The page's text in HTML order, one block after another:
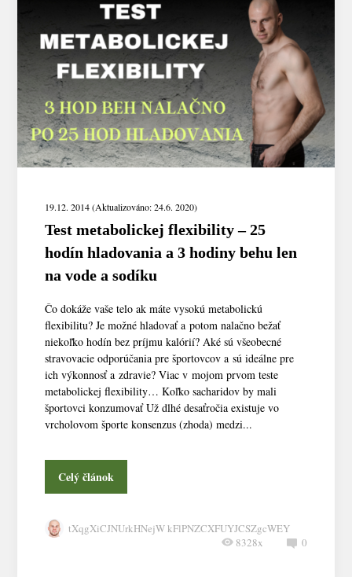
19.12. 2014 (Aktualizováno: 24.6. 2020)
Test metabolickej flexibility – 25
hodín hladovania a 3 hodiny behu len
na vode a sodíku
Čo dokáže vaše telo ak máte vysokú metabolickú
flexibilitu? Je možné hladovať a potom nalačno bežať
niekoľko hodín bez príjmu kalórií? Aké sú všeobecné
stravovacie odporúčania pre športovcov a sú ideálne pre
ich výkonnosť a zdravie? Viac v mojom prvom teste
metabolickej flexibility… Koľko sacharidov by mali
športovci konzumovať Už dlhé desaťročia existuje vo
vrcholovom športe konsenzus (zhoda) medzi...
Celý článok
tXqgXiCJNUrkHNejW kFlPNZCXFUYJCSZgcWEY
0
8328x